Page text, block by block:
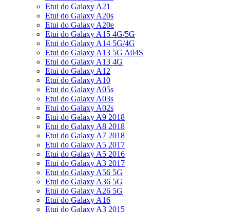
Etui do Galaxy A21
Etui do Galaxy A20s
Etui do Galaxy A20e
Etui do Galaxy A15 4G/5G
Etui do Galaxy A14 5G/4G
Etui do Galaxy A13 5G A04S
Etui do Galaxy A13 4G
Etui do Galaxy A12
Etui do Galaxy A10
Etui do Galaxy A05s
Etui do Galaxy A03s
Etui do Galaxy A02s
Etui do Galaxy A9 2018
Etui do Galaxy A8 2018
Etui do Galaxy A7 2018
Etui do Galaxy A5 2017
Etui do Galaxy A5 2016
Etui do Galaxy A3 2017
Etui do Galaxy A56 5G
Etui do Galaxy A36 5G
Etui do Galaxy A26 5G
Etui do Galaxy A16
Etui do Galaxy A3 2015